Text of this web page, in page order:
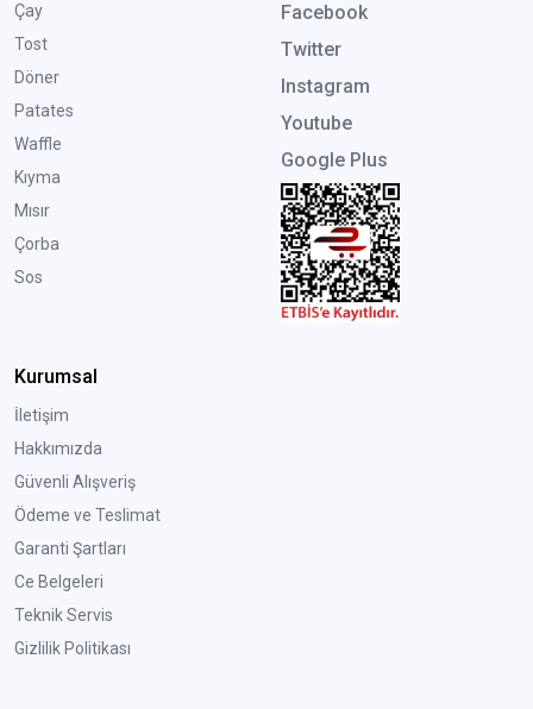
Çay
Tost
Döner
Patates
Waffle
Kıyma
Mısır
Çorba
Sos
Facebook
Twitter
Instagram
Youtube
Google Plus
Kurumsal
İletişim
Hakkımızda
Güvenli Alışveriş
Ödeme ve Teslimat
Garanti Şartları
Ce Belgeleri
Teknik Servis
Gizlilik Politikası